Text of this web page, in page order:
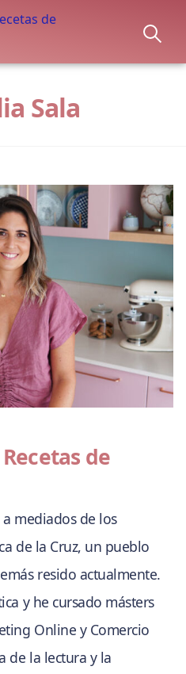
Sala
de
a mediados de los
de la Cruz, un pueblo
resido actualmente.
y he cursado másters
Online y Comercio
de la lectura y la